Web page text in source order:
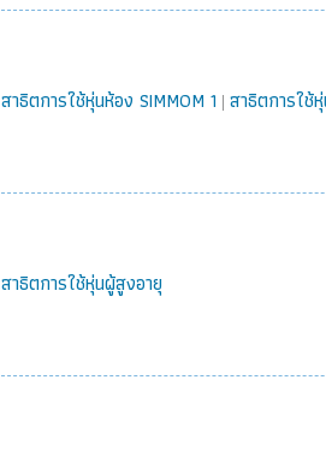
สาธิตการใช้หุ่นห้อง SIMMOM 1 | สาธิตการใช้
สาธิตการใช้หุ่นผู้สูงอายุ